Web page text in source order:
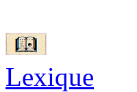
Lexique